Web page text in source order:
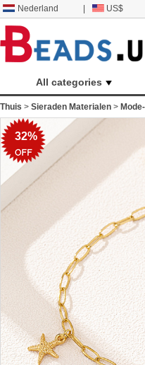
Nederland US$
All categories
Thuis > Sieraden Materialen >
32%